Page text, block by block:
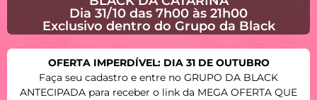
Dia 31/10 das 7h00 às 21h00
Exclusivo dentro do Grupo da Black
OFERTA IMPERDÍVEL: DIA 31 DE OUTUBRO
Faça seu cadastro e entre no GRUPO DA BLACK
ANTECIPADA para receber o link da MEGA OFERTA QUE